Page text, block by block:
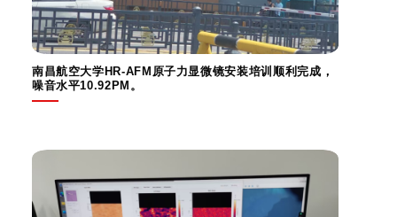
南昌航空大学HR-AFM原子力显微镜安装培训顺利完成，
噪音水平10.92PM。